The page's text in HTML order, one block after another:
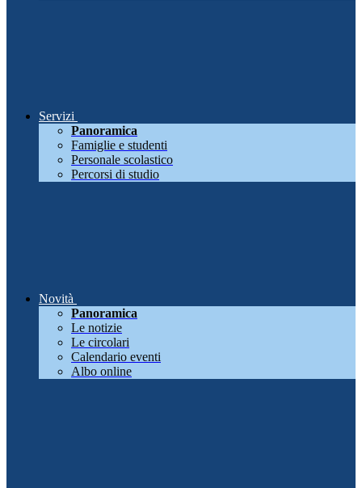
Servizi
Panoramica
Famiglie e studenti
Personale scolastico
Percorsi di studio
Novità
Panoramica
Le notizie
Le circolari
Calendario eventi
Albo online